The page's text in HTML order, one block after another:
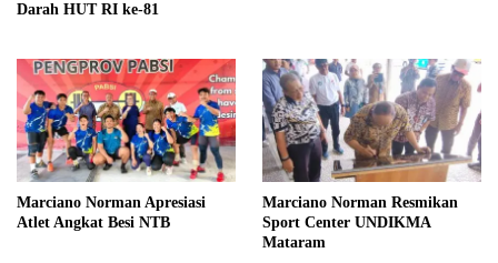
Darah HUT RI ke-81
Marciano Norman Apresiasi
Atlet Angkat Besi NTB
Marciano Norman Resmikan
Sport Center UNDIKMA
Mataram